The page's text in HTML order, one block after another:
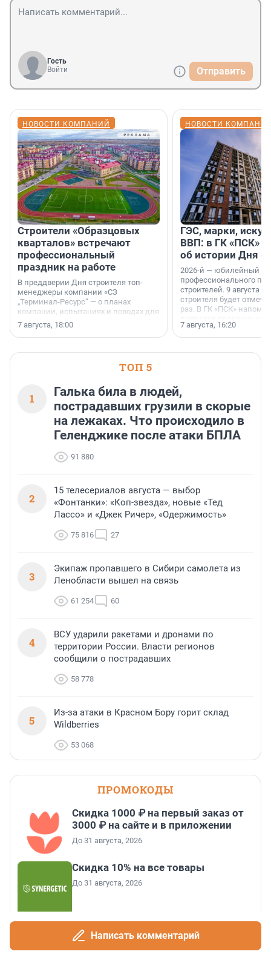
Гость
Войти
Отправить
НОВОСТИ КОМПАНИЙ
Строители «Образцовых
кварталов» встречают
профессиональный
праздник на работе
В преддверии Дня строителя топ-
менеджеры компании «СЗ
„Терминал-Ресурс“ — о планах
компании, испытаниях и поводах для
осторожного оптимизма.
7 августа, 18:00
НОВОСТИ
ГЭС, марки,
ВВП: в ГК «ПСК»
об истории Дня
2026-й — юбилейный
профессионального
строителей. 9 августа
строителя будет
раз. В ГК «ПСК»
поменялась роль
7 августа, 16:20
ТОП 5
1
Галька била в людей,
пострадавших грузили в скорые
на лежаках. Что происходило в
Геленджике после атаки БПЛА
91 880
2
15 телесериалов августа — выбор
«Фонтанки»: «Коп-звезда», новые «Тед
Лассо» и «Джек Ричер», «Одержимость»
75 816 27
3
Экипаж пропавшего в Сибири самолета из
Ленобласти вышел на связь
61 254 60
4
ВСУ ударили ракетами и дронами по
территории России. Власти регионов
сообщили о пострадавших
58 778
5
Из-за атаки в Красном Бору горит склад
Wildberries
53 068
ПРОМОКОДЫ
Скидка 1000 ₽ на первый заказ от
3000 ₽ на сайте и в приложении
До 31 августа, 2026
Скидка 10% на все товары
До 31 августа, 2026
Скидка 500 ₽ на первый заказ от
2000 ₽
До 31 августа, 2026
Написать комментарий